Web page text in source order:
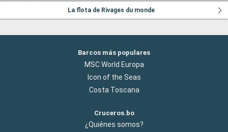
La flota de Rivages du monde
Barcos más populares
MSC World Europa
Icon of the Seas
Costa Toscana
Cruceros.bo
¿Quiénes somos?